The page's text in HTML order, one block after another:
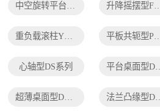
升降摇摆型FH系列
心轴型DS系列 平台桌面型DT系列
法兰凸缘型DF系列